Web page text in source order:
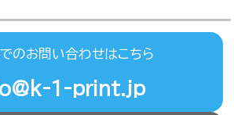
でのお問い合わせはこちら
1-print.jp